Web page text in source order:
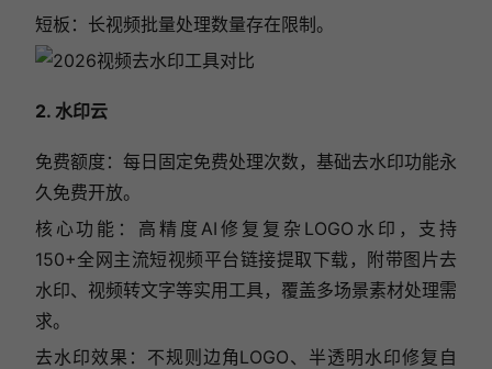
短板：长视频批量处理数量存在限制。
2. 水印云
免费额度：每日固定免费处理次数，基础去水印功能永
久免费开放。
核心功能：高精度AI修复复杂LOGO水印，支持
150+全网主流短视频平台链接提取下载，附带图片去
水印、视频转文字等实用工具，覆盖多场景素材处理需
求。
去水印效果：不规则边角LOGO、半透明水印修复自